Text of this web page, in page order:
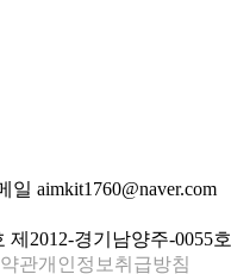
일 aimkit1760@naver.com
2012-경기남양주-0055호
관개인정보취급방침